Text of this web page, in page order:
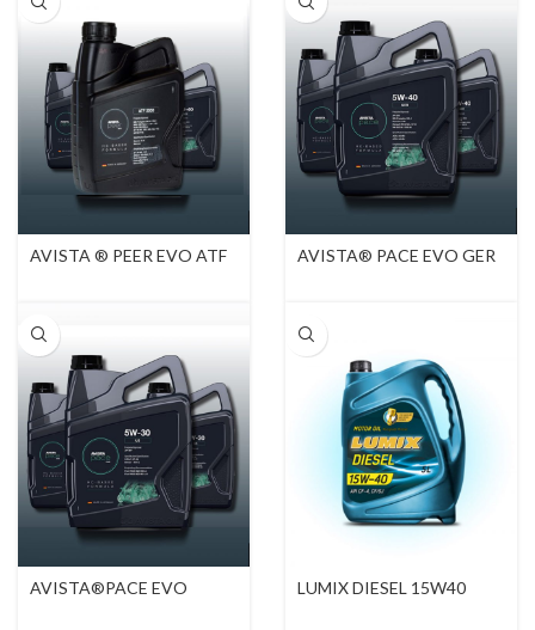
AVISTA ® PEER EVO ATF
AVISTA® PACE EVO GER
AVISTA®PACE EVO
LUMIX DIESEL 15W40